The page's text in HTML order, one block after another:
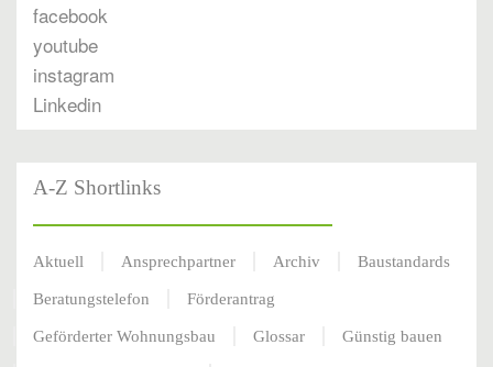
facebook
youtube
instagram
Linkedin
A-Z Shortlinks
Aktuell Ansprechpartner Archiv Baustandards
Beratungstelefon Förderantrag
Geförderter Wohnungsbau Glossar Günstig bauen